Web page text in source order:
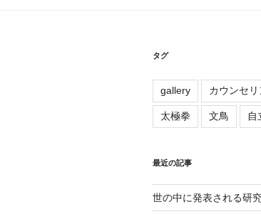
タグ
gallery カウンセ
太極拳 文鳥 自
最近の記事
世の中に発表される研